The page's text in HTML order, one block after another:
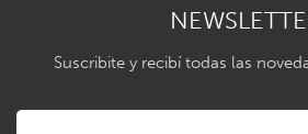
Suscribite y recibí todas las